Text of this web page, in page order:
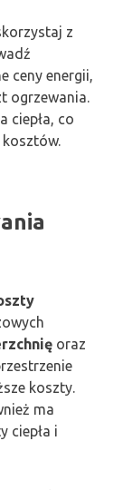
z
ceny energii,
ogrzewania.
ciepła, co
kosztów.
oraz
koszty.
ma
ciepła i